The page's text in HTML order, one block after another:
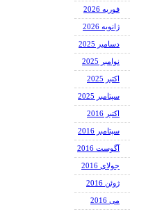
فوریه 2026
ژانویه 2026
دسامبر 2025
نوامبر 2025
اکتبر 2025
سپتامبر 2025
اکتبر 2016
سپتامبر 2016
آگوست 2016
جولای 2016
ژوئن 2016
می 2016